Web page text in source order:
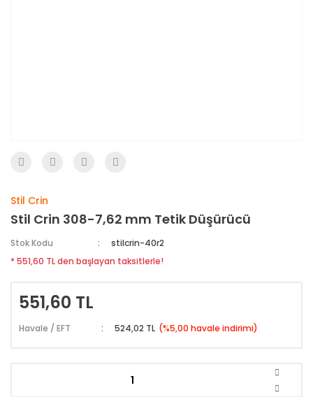
Stil Crin
Stil Crin 308-7,62 mm Tetik Düşürücü
Stok Kodu
stilcrin-40r2
* 551,60 TL den başlayan taksitlerle!
551,60 TL
Havale / EFT 524,02 TL (%5,00 havale indirimi)